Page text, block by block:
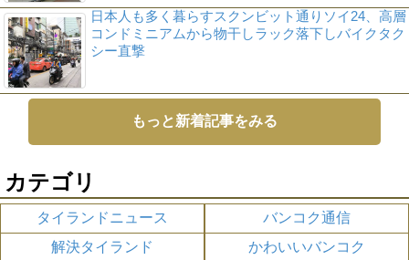
日本人も多く暮らすスクンビット通りソイ24、高層
コンドミニアムから物干しラック落下しバイクタク
シー直撃
もっと新着記事をみる
カテゴリ
タイランドニュース
バンコク通信
解決タイランド
かわいいバンコク